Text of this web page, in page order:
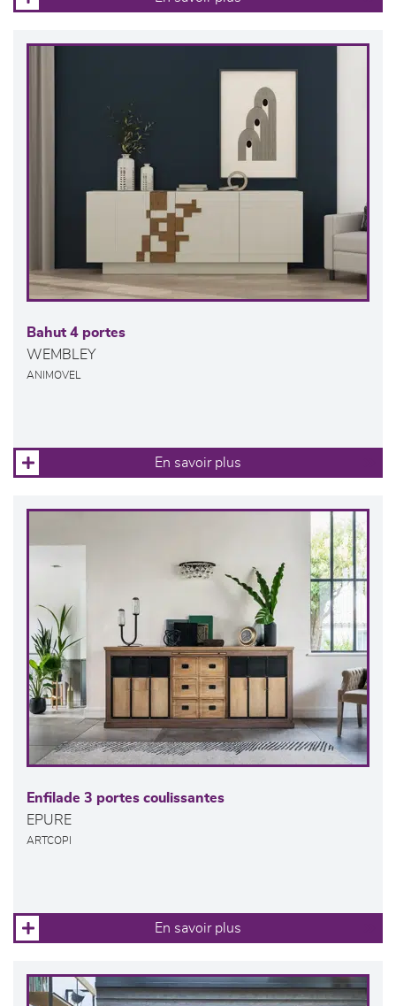
Bahut 4 portes
WEMBLEY
ANIMOVEL
En savoir plus
Enfilade 3 portes coulissantes
EPURE
ARTCOPI
En savoir plus